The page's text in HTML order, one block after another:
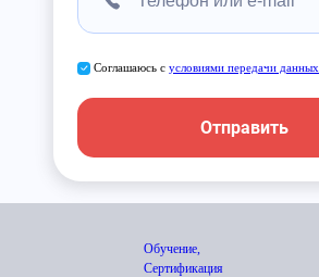
Соглашаюсь с условиями передачи данных
Отправить
Обучение,
Сертификация